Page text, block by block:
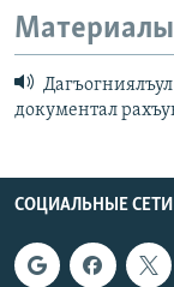
документал
СОЦИАЛЬНЫЕ СЕТИ